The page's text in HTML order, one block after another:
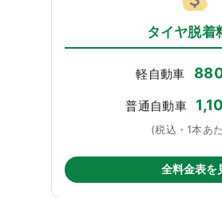
タイヤ脱着
軽自動車
普通自動車
(税込・1本あ
全料金表を